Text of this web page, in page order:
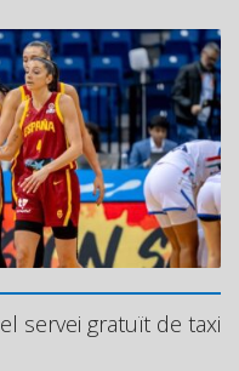
servei gratuït de taxi